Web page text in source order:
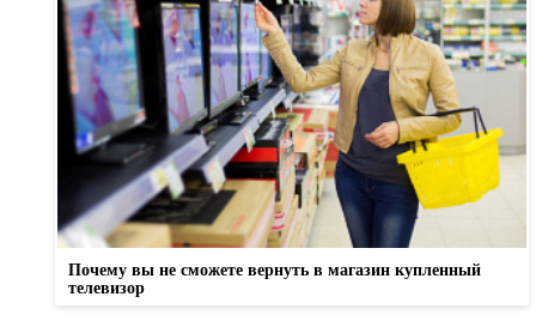
Почему вы не сможете вернуть в магазин купленный
телевизор